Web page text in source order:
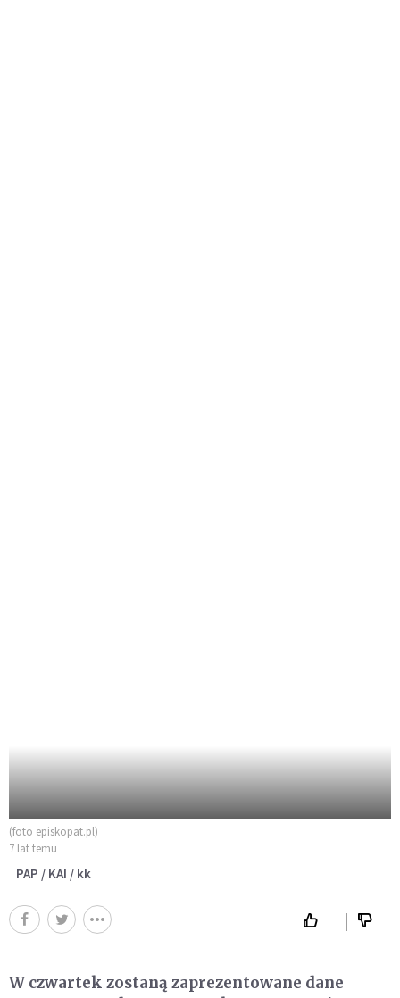
(foto episkopat.pl)
7 lat temu
PAP / KAI / kk
W czwartek zostaną zaprezentowane dane